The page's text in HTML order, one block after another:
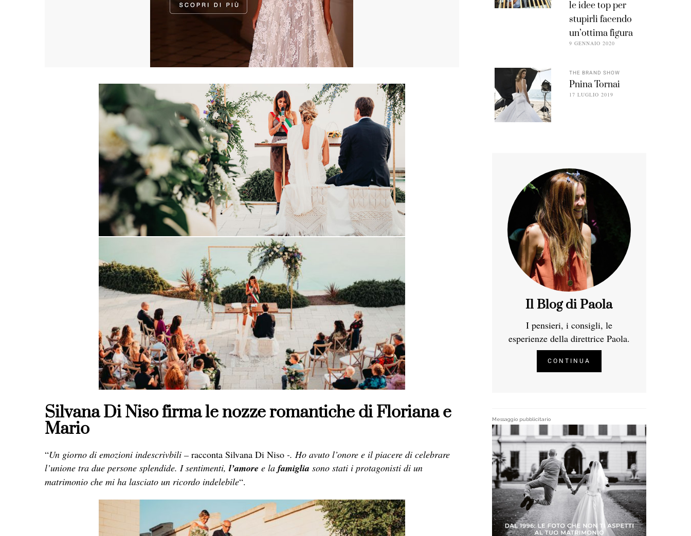
Silvana Di Niso firma le nozze romantiche di Floriana e
Mario
“Un giorno di emozioni indescrivbili – racconta Silvana Di Niso -. Ho avuto l’onore e il piacere di celebrare
l’unione tra due persone splendide. I sentimenti, l’amore e la famiglia sono stati i protagonisti di un
matrimonio che mi ha lasciato un ricordo indelebile“.
le idee top per
stupirli facendo
un’ottima figura
9 GENNAIO 2020
THE BRAND SHOW
Pnina Tornai
17 LUGLIO 2019
Il Blog di Paola
I pensieri, i consigli, le
esperienze della direttrice Paola.
CONTINUA
Messaggio pubblicitario